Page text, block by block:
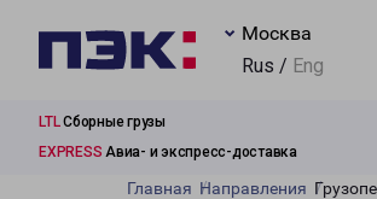
Москва
Rus / Eng
LTLСборные грузы
EXPRESS Авиа- и экспресс-доставка
Главная Направления